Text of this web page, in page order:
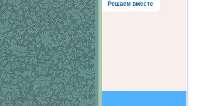
Решаем вместе